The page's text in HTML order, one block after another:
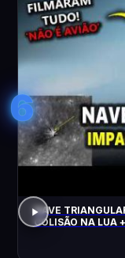
6
NAVE
COLISÃO NA LUA